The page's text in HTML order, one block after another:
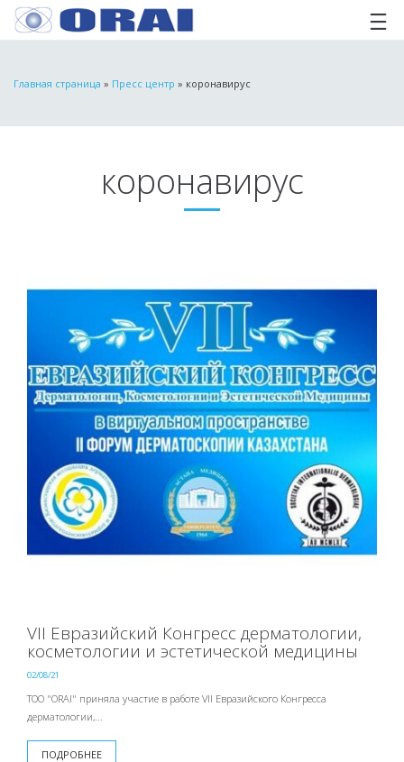
Главная страница » Пресс центр » коронавирус
коронавирус
VII Евразийский Конгресс дерматологии,
косметологии и эстетической медицины
02/08/21
ТОО "ORAI" приняла участие в работе VII Евразийского Конгресса
дерматологии,...
ПОДРОБНЕЕ